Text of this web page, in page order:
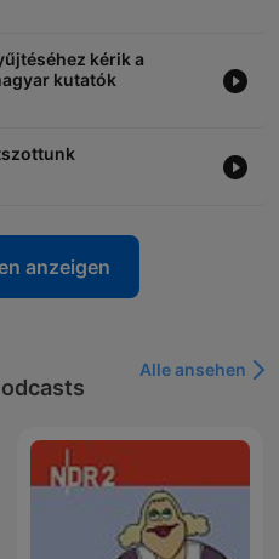
kérik a
kutatók
anzeigen
Alle ansehen